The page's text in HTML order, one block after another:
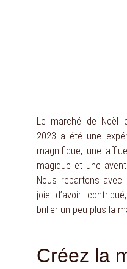
Le marché de Noël
2023 a été une
magnifique, une
magique et une
Nous repartons
joie d’avoir
briller un peu plus la
Créez la